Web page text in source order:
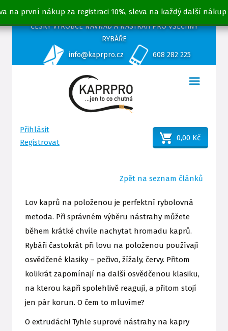
na první nákup za registraci 10%, sleva na každý další nákup
ČESKÝ VÝROBCE NÁVNAD A NÁSTRAH PRO VŠECHNY
RYBÁŘE
info@kaprpro.cz
608 282 225
Přihlásit
Registrovat
0,00 Kč
Zpět na seznam článků
Lov kaprů na položenou je perfektní rybolovná
metoda. Při správném výběru nástrahy můžete
během krátké chvíle nachytat hromadu kaprů.
Rybáři častokrát při lovu na položenou používají
osvědčené klasiky – pečivo, žížaly, červy. Přitom
kolikrát zapomínají na další osvědčenou klasiku,
na kterou kapři spolehlivě reagují, a přitom stojí
jen pár korun. O čem to mluvíme?
O extrudách! Tyhle suprové nástrahy na kapry